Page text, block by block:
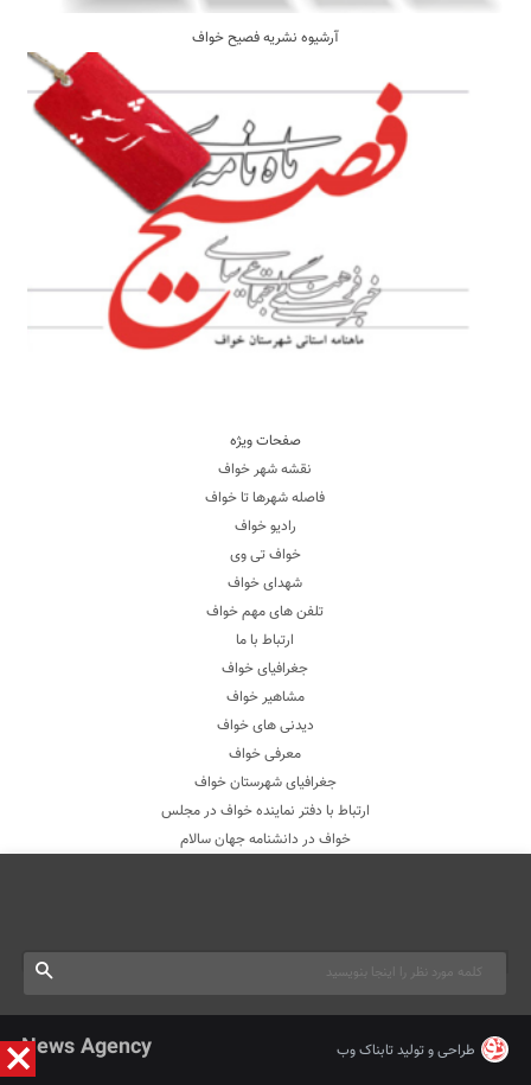
آرشیوه نشریه فصیح خواف
صفحات ویژه
نقشه شهر خواف
فاصله شهرها تا خواف
رادیو خواف
خواف تی وی
شهدای خواف
تلفن های مهم خواف
ارتباط با ما
جغرافیای خواف
مشاهیر خواف
دیدنی های خواف
معرفی خواف
جغرافیای شهرستان خواف
ارتباط با دفتر نماینده خواف در مجلس
خواف در دانشنامه جهان سالام
طراحی و تولیدتابناک وب News Agency